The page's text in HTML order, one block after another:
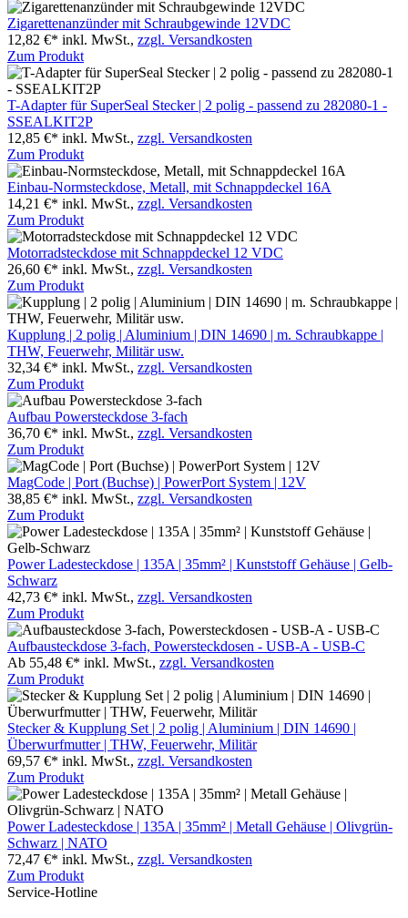
Zigarettenanzünder mit Schraubgewinde 12VDC
12,82 €* inkl. MwSt., zzgl. Versandkosten
Zum Produkt
T-Adapter für SuperSeal Stecker | 2 polig - passend zu 282080-1 -
SSEALKIT2P
12,85 €* inkl. MwSt., zzgl. Versandkosten
Zum Produkt
Einbau-Normsteckdose, Metall, mit Schnappdeckel 16A
14,21 €* inkl. MwSt., zzgl. Versandkosten
Zum Produkt
Motorradsteckdose mit Schnappdeckel 12 VDC
26,60 €* inkl. MwSt., zzgl. Versandkosten
Zum Produkt
Kupplung | 2 polig | Aluminium | DIN 14690 | m. Schraubkappe |
THW, Feuerwehr, Militär usw.
32,34 €* inkl. MwSt., zzgl. Versandkosten
Zum Produkt
Aufbau Powersteckdose 3-fach
36,70 €* inkl. MwSt., zzgl. Versandkosten
Zum Produkt
MagCode | Port (Buchse) | PowerPort System | 12V
38,85 €* inkl. MwSt., zzgl. Versandkosten
Zum Produkt
Power Ladesteckdose | 135A | 35mm² | Kunststoff Gehäuse | Gelb-
Schwarz
42,73 €* inkl. MwSt., zzgl. Versandkosten
Zum Produkt
Aufbausteckdose 3-fach, Powersteckdosen - USB-A - USB-C
Ab 55,48 €* inkl. MwSt., zzgl. Versandkosten
Zum Produkt
Stecker & Kupplung Set | 2 polig | Aluminium | DIN 14690 |
Überwurfmutter | THW, Feuerwehr, Militär
69,57 €* inkl. MwSt., zzgl. Versandkosten
Zum Produkt
Power Ladesteckdose | 135A | 35mm² | Metall Gehäuse | Olivgrün-
Schwarz | NATO
72,47 €* inkl. MwSt., zzgl. Versandkosten
Zum Produkt
Service-Hotline